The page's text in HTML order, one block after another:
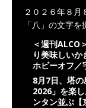
２０２６年８
「八」の文字を
＜週刊ALCO
り美味しいか
ホビーオフ／
8月7日、塔
2026」を楽
ンタン並ぶ【